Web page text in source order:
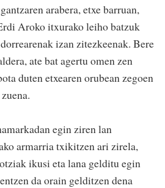
arabera, etxe barruan,
Aroko itxurako leiho batzuk
izan zitezkeenak. Bere
ate bat agertu omen zen
duten etxearen orubean zegoen
egin ziren lan
armarria txikitzen ari zirela,
ikusi eta lana gelditu egin
da orain gelditzen dena